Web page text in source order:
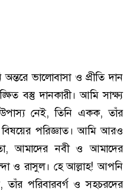
ভালোবাসা ও প্রীতি দান
বস্তু দানকারী। আমি সাক্ষ্য
নেই, তিনি একক, তাঁর
পরিজ্ঞাত। আমি আরও
আমাদের নবী ও আমাদের
ও রাসুল। হে আল্লাহ! আপনি
পরিবারবর্গ ও সহচরদের